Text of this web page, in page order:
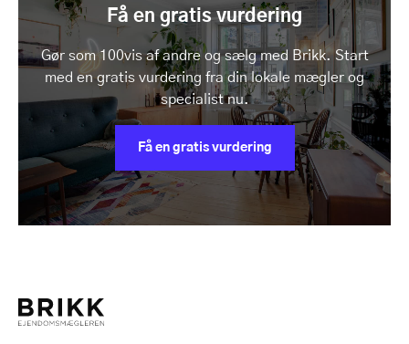
Få en gratis vurdering
Gør som 100vis af andre og sælg med Brikk. Start
med en gratis vurdering fra din lokale mægler og
specialist nu.
Få en gratis vurdering